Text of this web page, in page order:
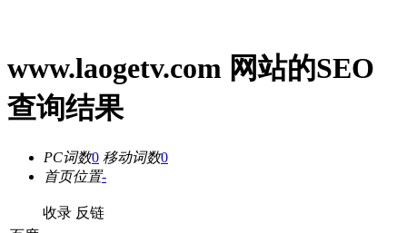
www.laogetv.com 网站的SEO
查询结果
PC词数0 移动词数0
首页位置-
收录 反链